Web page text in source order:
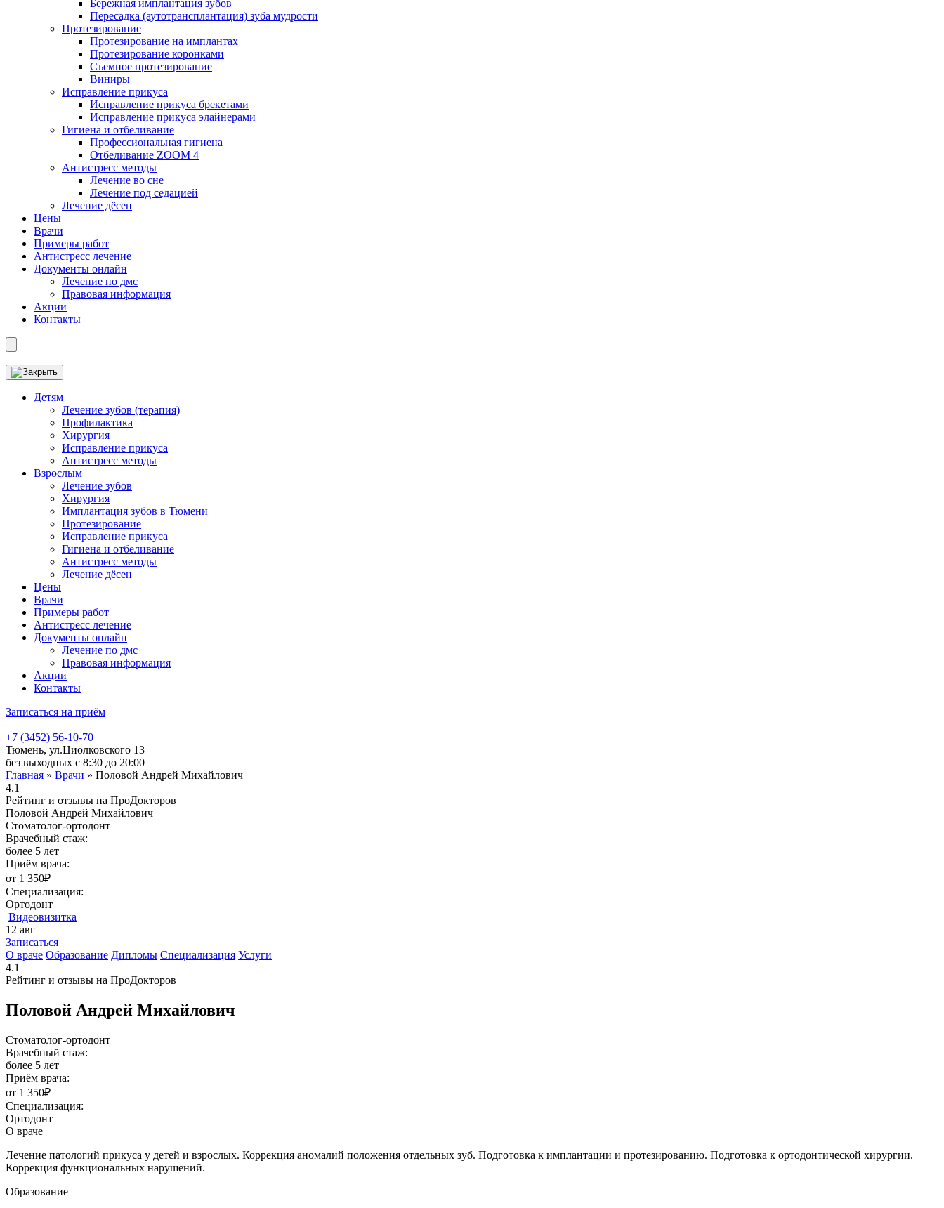
Бережная имплантация зубов
Пересадка (аутотрансплантация) зуба мудрости
Протезирование
Протезирование на имплантах
Протезирование коронками
Съемное протезирование
Виниры
Исправление прикуса
Исправление прикуса брекетами
Исправление прикуса элайнерами
Гигиена и отбеливание
Профессиональная гигиена
Отбеливание ZOOM 4
Антистресс методы
Лечение во сне
Лечение под седацией
Лечение дёсен
Цены
Врачи
Примеры работ
Антистресс лечение
Документы онлайн
Лечение по дмс
Правовая информация
Акции
Контакты
Детям
Лечение зубов (терапия)
Профилактика
Хирургия
Исправление прикуса
Антистресс методы
Взрослым
Лечение зубов
Хирургия
Имплантация зубов в Тюмени
Протезирование
Исправление прикуса
Гигиена и отбеливание
Антистресс методы
Лечение дёсен
Цены
Врачи
Примеры работ
Антистресс лечение
Документы онлайн
Лечение по дмс
Правовая информация
Акции
Контакты
Записаться на приём
+7 (3452) 56-10-70
Тюмень, ул.Циолковского 13
без выходных с 8:30 до 20:00
Главная » Врачи » Половой Андрей Михайлович
4.1
Рейтинг и отзывы на ПроДокторов
Половой Андрей Михайлович
Стоматолог-ортодонт
Врачебный стаж:
более 5 лет
Приём врача:
от 1 350₽
Специализация:
Ортодонт
Видеовизитка
12 авг
Записаться
О враче Образование Дипломы Специализация Услуги
4.1
Рейтинг и отзывы на ПроДокторов
Половой Андрей Михайлович
Стоматолог-ортодонт
Врачебный стаж:
более 5 лет
Приём врача:
от 1 350₽
Специализация:
Ортодонт
О враче
Лечение патологий прикуса у детей и взрослых. Коррекция аномалий положения отдельных зуб. Подготовка к имплантации и протезированию. Подготовка к ортодонтической хирургии.
Коррекция функциональных нарушений.
Образование